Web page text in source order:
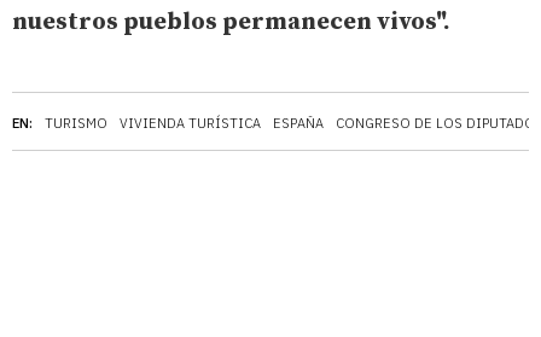
EN: TURISMO VIVIENDA TURÍSTICA ESPAÑA CONGRESO DE LOS
nuestros pueblos permanecen vivos".